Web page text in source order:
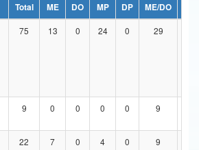
Inovações e Comunicações
Regional
Total ME DO MP DP ME/DO
75 13 0 24 0 29
9 0 0 0 0 9
22 7 0 4 0 9